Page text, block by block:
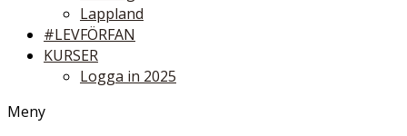
Lappland
#LEVFÖRFAN
KURSER
Logga in 2025
Meny